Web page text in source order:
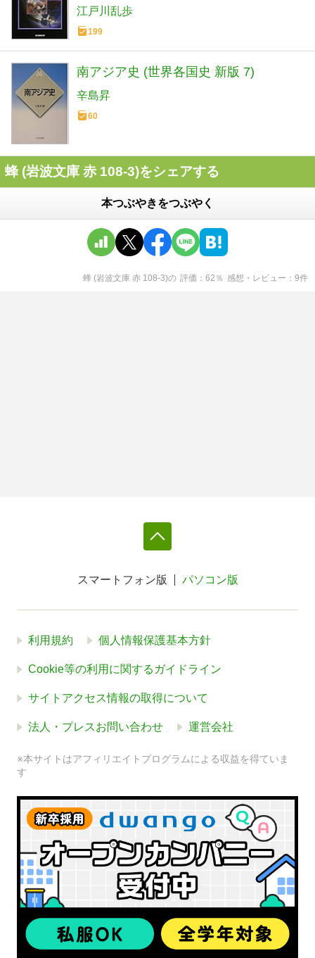
江戸川乱歩
199
南アジア史 (世界各国史 新版 7)
辛島昇
60
蜂 (岩波文庫 赤 108-3)をシェアする
本つぶやきをつぶやく
蜂 (岩波文庫 赤 108-3)の 評価 62 ％ 感想・レビュー 9件
スマートフォン版 パソコン版
利用規約 個人情報保護基本方針
Cookie等の利用に関するガイドライン
サイトアクセス情報の取得について
法人・プレスお問い合わせ 運営会社
※本サイトはアフィリエイトプログラムによる収益を得ていま
す